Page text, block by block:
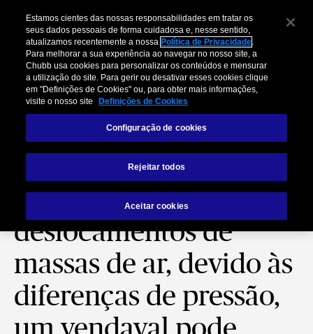
Os Vendavais são
violentos
deslocamentos de
massas de ar, devido às
diferenças de pressão,
Estamos cientes das nossas responsabilidades em tratar os
seus dados pessoais de forma cuidadosa e, nesse sentido,
atualizamos recentemente a nossa Política de Privacidade.
Para melhorar a sua experiência ao navegar no nosso site, a
Chubb usa cookies para personalizar os conteúdos e mensurar
a utilização do site. Para gerir ou desativar esses cookies clique
em "Definições de Cookies" ou, para obter mais informações,
visite o nosso site
Definições de Cookies
Configuração de cookies
Rejeitar todos
Aceitar cookies